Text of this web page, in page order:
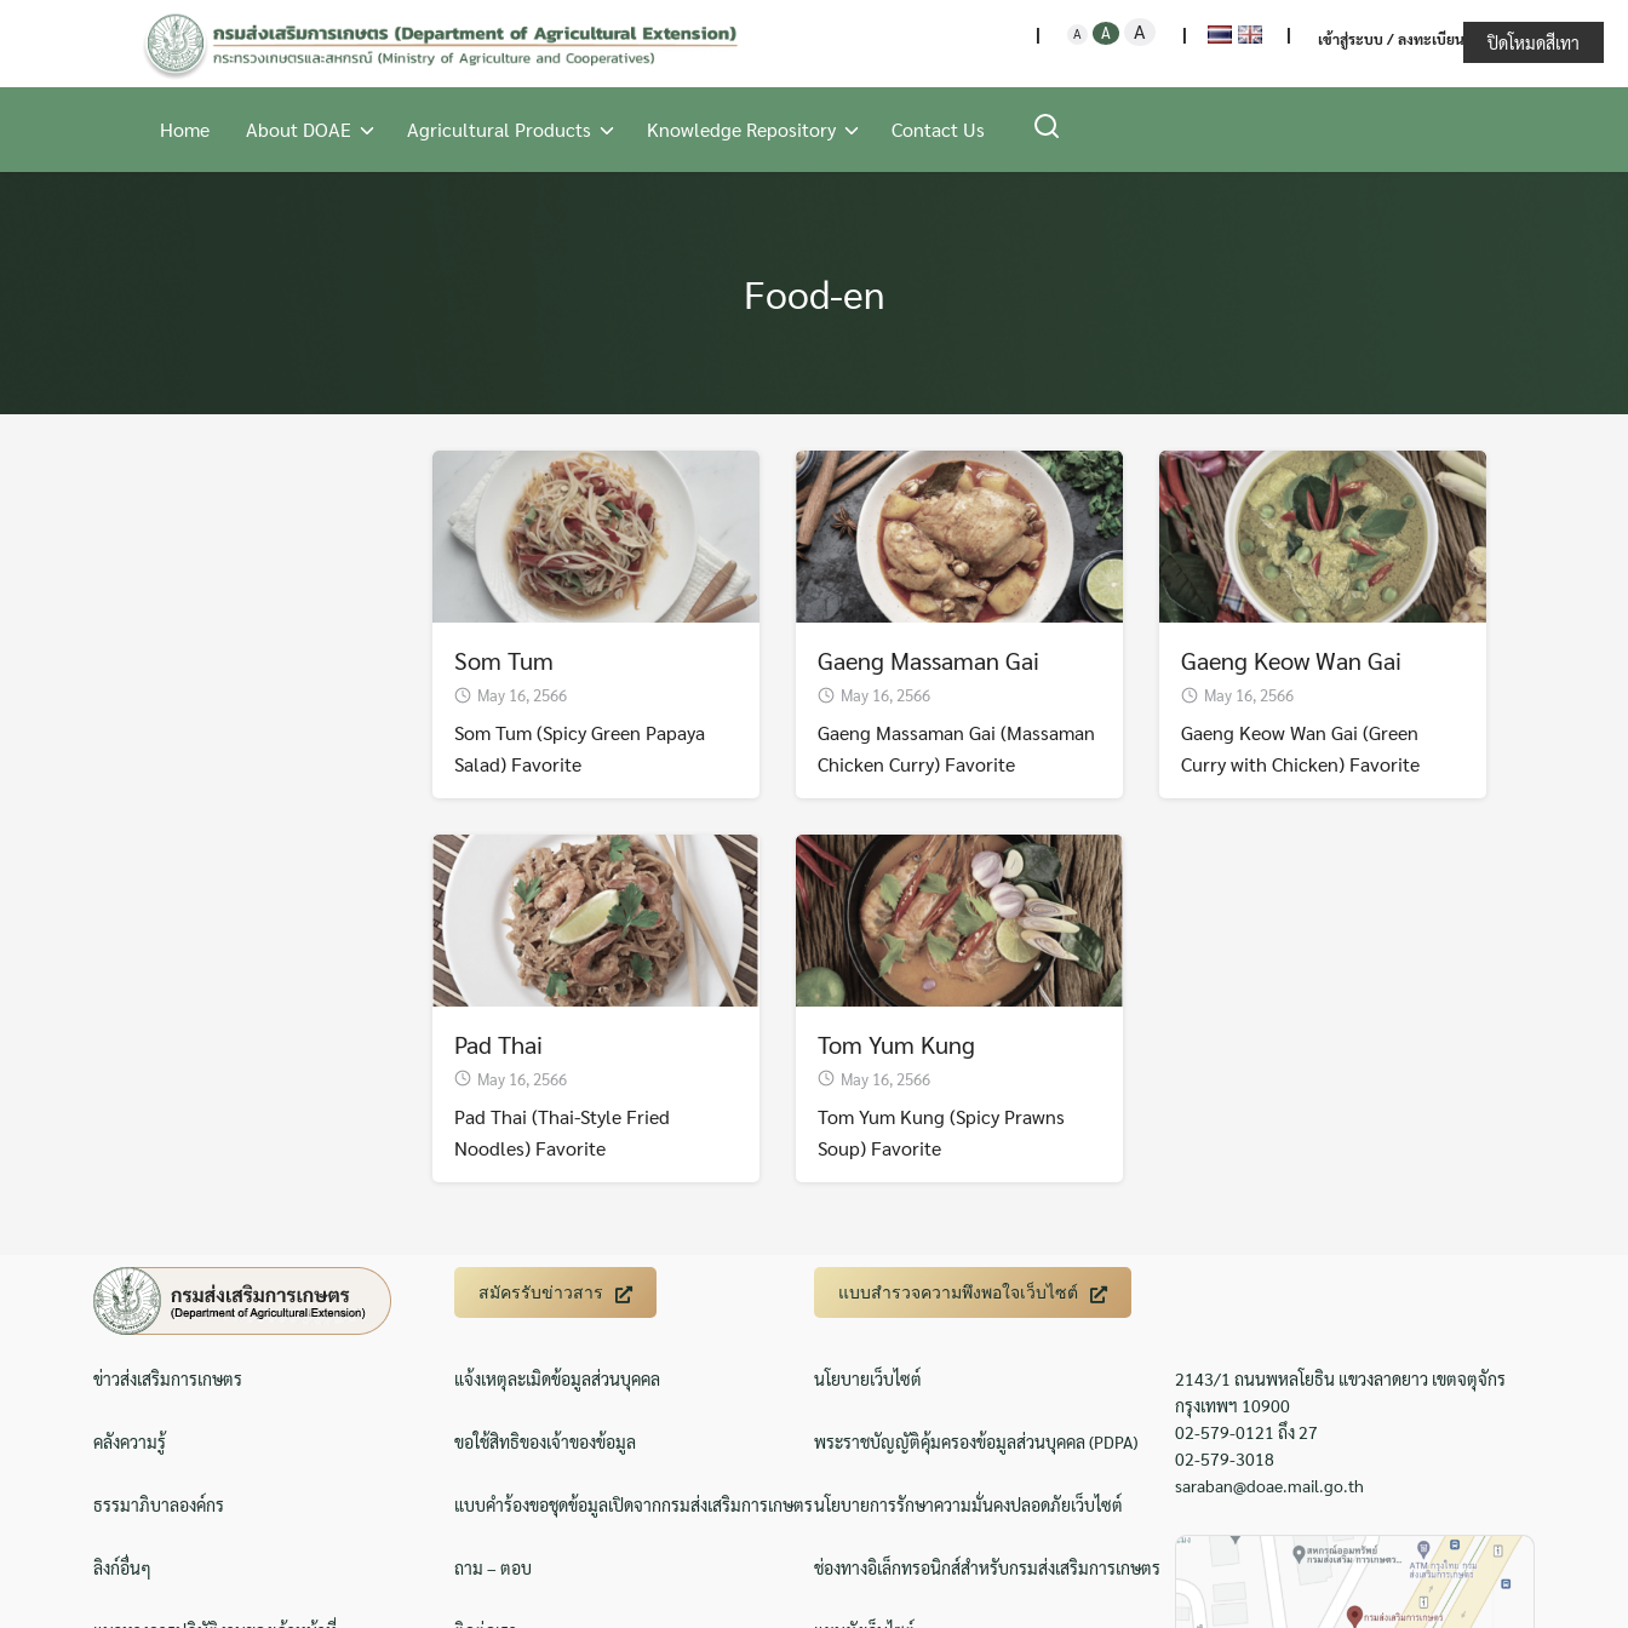
กรมส่งเสริมการเกษตร กระทรวงเกษตรและสหกรณ์
A Decrease
fontAReset
font
A Increase
| | เข้าสู่ระบบ / ลงทะเบียน
Home About DOAE Agricultural Products Knowledge Repository Contact Us
Search
Food-en
Som Tum
May 16, 2566
Som Tum (Spicy Green Papaya
Salad) Favorite
Gaeng Massaman Gai
May 16, 2566
Gaeng Massaman Gai (Massaman
Chicken Curry) Favorite
Gaeng Keow Wan Gai
May 16, 2566
Gaeng Keow Wan Gai (Green
Curry with Chicken) Favorite
Pad Thai
May 16, 2566
Pad Thai (Thai-Style Fried
Noodles) Favorite
Tom Yum Kung
May 16, 2566
Tom Yum Kung (Spicy Prawns
Soup) Favorite
สมัครรับข่าวสาร แบบสำรวจความพึงพอใจเว็บไซต์
ข่าวส่งเสริมการเกษตร
คลังความรู้
ธรรมาภิบาลองค์กร
ลิงก์อื่นๆ
แจ้งเหตุละเมิดข้อมูลส่วนบุคคล
ขอใช้สิทธิของเจ้าของข้อมูล
แบบคำร้องขอชุดข้อมูลเปิดจากกรมส่งเสริมการเกษตร
ถาม – ตอบ
นโยบายเว็บไซต์
พระราชบัญญัติคุ้มครองข้อมูลส่วนบุคคล (PDPA)
นโยบายการรักษาความมั่นคงปลอดภัยเว็บไซต์
ช่องทางอิเล็กทรอนิกส์สำหรับกรมส่งเสริมการเกษตร
2143/1 ถนนพหลโยธิน แขวงลาดยาว เขตจตุจักร
กรุงเทพฯ 10900
02-579-0121 ถึง 27
02-579-3018
saraban@doae.mail.go.th
ปิดโหมดสีเทา